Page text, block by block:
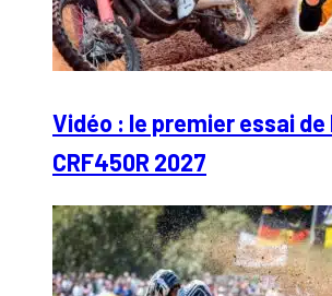
Vidéo : le premier essai de
CRF450R 2027